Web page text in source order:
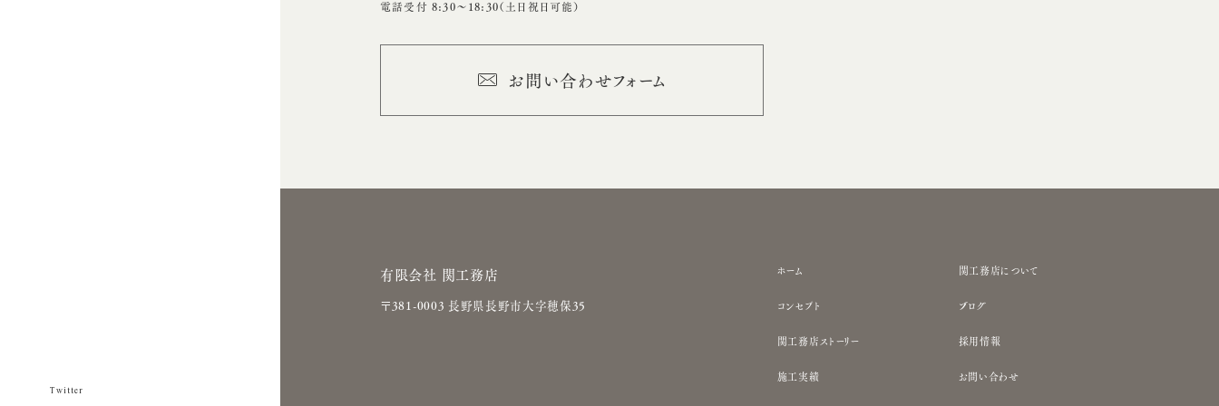
Twitter
電話受付 8:30〜18:30（土日祝日可能）
お問い合わせフォーム
有限会社 関工務店
〒381-0003 長野県長野市大字穂保35
サ
ナ
ビ
ホーム
コンセプト
関工務店ストーリー
施工実績
関工務店について
ブログ
採用情報
お問い合わせ